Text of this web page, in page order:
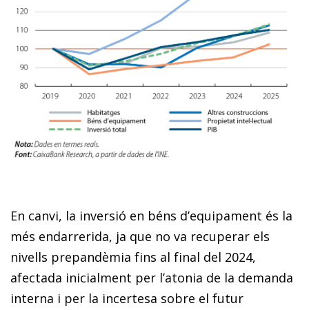
En canvi, la inversió en béns d’equipament és la
més endarrerida, ja que no va recuperar els
nivells prepandèmia fins al final del 2024,
afectada inicialment per l’atonia de la demanda
interna i per la incertesa sobre el futur